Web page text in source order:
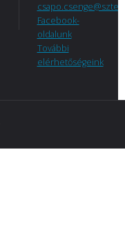
Facebook-
oldalunk
További
elérhetőségeink